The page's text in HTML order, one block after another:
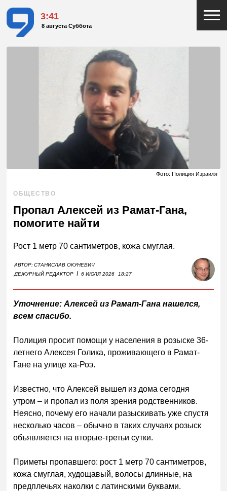
3:41
8 августа Суббота
Фото: Полиция Израиля
ОБЩЕСТВО
Пропал Алексей из Рамат-Гана,
помогите найти
Рост 1 метр 70 сантиметров, кожа смуглая.
АВТОР:СТАНИСЛАВ ОКУНЕВИЧ
ДЕЖУРНЫЙ РЕДАКТОР I 6 ИЮЛЯ 2026 18:27
Уточнение: Алексей из Рамат-Гана нашелся,
всем спасибо.
Полиция просит помощи у населения в розыске 36-
летнего Алексея Голика, проживающего в Рамат-
Гане на улице ха-Роэ.
Известно, что Алексей вышел из дома сегодня
утром – и пропал из поля зрения родственников.
Неясно, почему его начали разыскивать уже спустя
несколько часов – обычно в таких случаях розыск
объявляется на вторые-третьи сутки.
Приметы пропавшего: рост 1 метр 70 сантиметров,
кожа смуглая, худощавый, волосы длинные, на
предплечьях наколки с латинскими буквами.